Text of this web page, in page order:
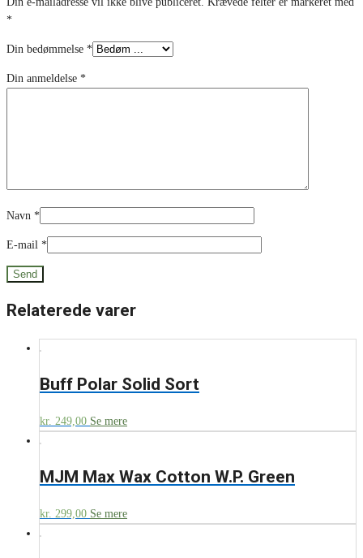
*
Din bedømmelse *
Din anmeldelse *
Navn *
E-mail *
Relaterede varer
Buff Polar Solid Sort
kr. 249,00 Se mere
MJM Max Wax Cotton W.P. Green
kr. 299,00 Se mere